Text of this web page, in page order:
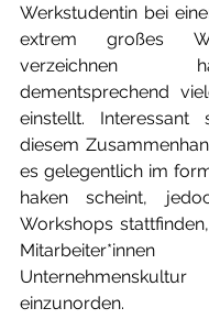
Werkstudentin bei
extrem großes
dementsprechend
einstellt.
diesem
es gelegentlich im
haken scheint,
Workshops
einzunorden.